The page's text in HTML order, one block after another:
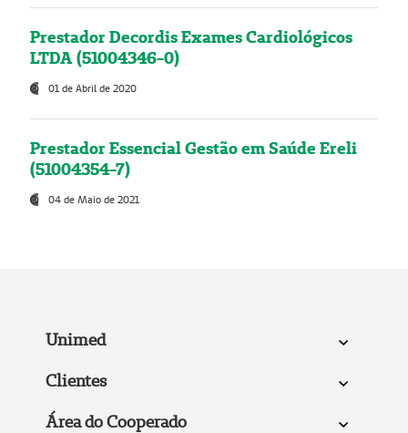
Prestador Decordis Exames Cardiológicos
LTDA (51004346-0)
01 de Abril de 2020
Prestador Essencial Gestão em Saúde Ereli
(51004354-7)
04 de Maio de 2021
Unimed
Clientes
Área do Cooperado